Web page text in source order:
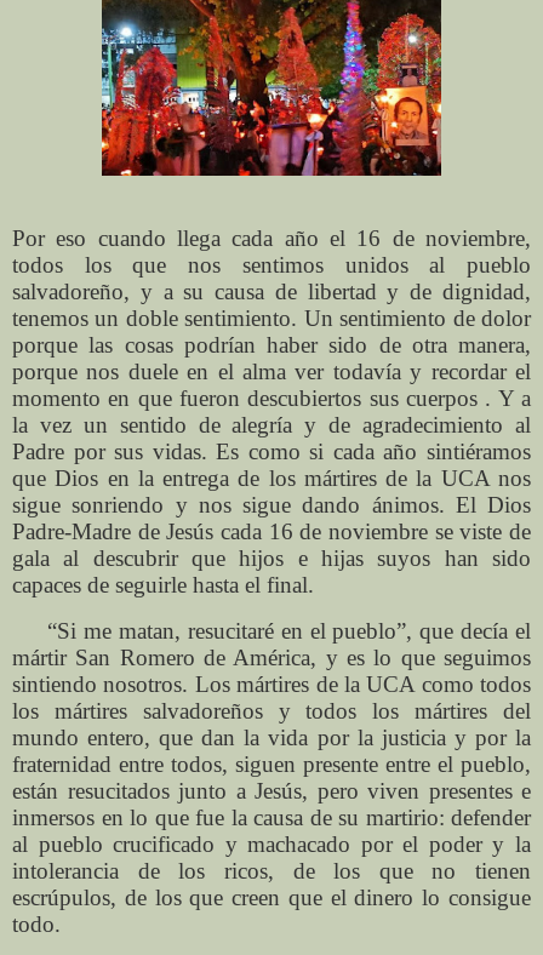
Por eso cuando llega cada año el 16 de noviembre,
todos los que nos sentimos unidos al pueblo
salvadoreño, y a su causa de libertad y de dignidad,
tenemos un doble sentimiento. Un sentimiento de dolor
porque las cosas podrían haber sido de otra manera,
porque nos duele en el alma ver todavía y recordar el
momento en que fueron descubiertos sus cuerpos . Y a
la vez un sentido de alegría y de agradecimiento al
Padre por sus vidas. Es como si cada año sintiéramos
que Dios en la entrega de los mártires de la UCA nos
sigue sonriendo y nos sigue dando ánimos. El Dios
Padre-Madre de Jesús cada 16 de noviembre se viste de
gala al descubrir que hijos e hijas suyos han sido
capaces de seguirle hasta el final.
“Si me matan, resucitaré en el pueblo”, que decía el
mártir San Romero de América, y es lo que seguimos
sintiendo nosotros. Los mártires de la UCA como todos
los mártires salvadoreños y todos los mártires del
mundo entero, que dan la vida por la justicia y por la
fraternidad entre todos, siguen presente entre el pueblo,
están resucitados junto a Jesús, pero viven presentes e
inmersos en lo que fue la causa de su martirio: defender
al pueblo crucificado y machacado por el poder y la
intolerancia de los ricos, de los que no tienen
escrúpulos, de los que creen que el dinero lo consigue
todo.